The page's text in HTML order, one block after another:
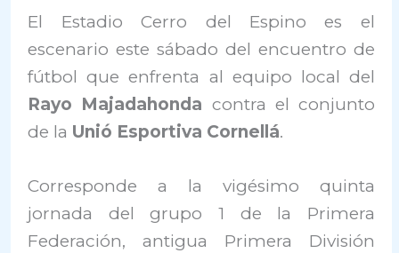
El Estadio Cerro del Espino es el
escenario este sábado del encuentro de
fútbol que enfrenta al equipo local del
Rayo Majadahonda contra el conjunto
de la Unió Esportiva Cornellá.
Corresponde a la vigésimo quinta
jornada del grupo 1 de la Primera
Federación, antigua Primera División